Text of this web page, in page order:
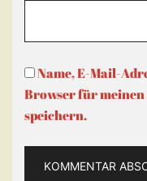
Name, E-Mail-
Browser für
speichern.